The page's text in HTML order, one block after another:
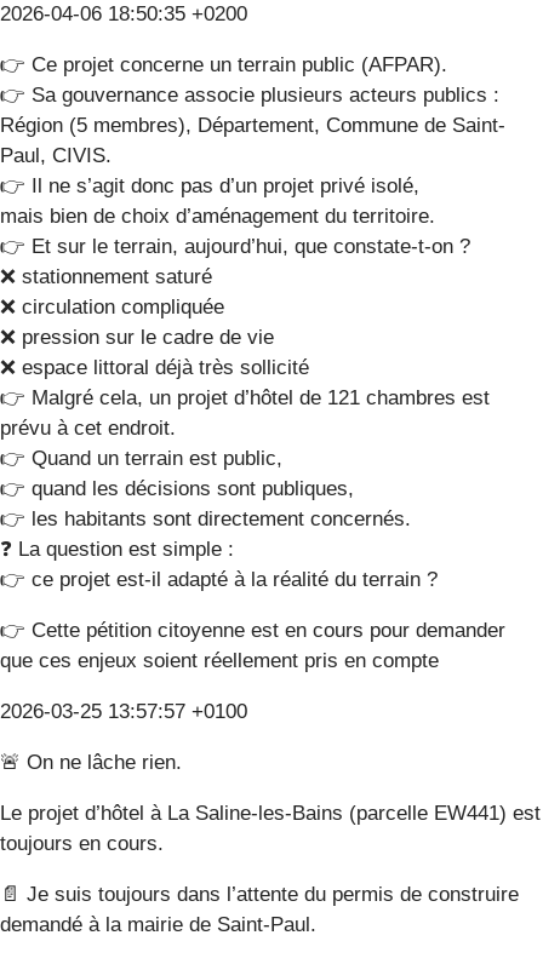
2026-04-06 18:50:35 +0200
👉 Ce projet concerne un terrain public (AFPAR).
👉 Sa gouvernance associe plusieurs acteurs publics :
Région (5 membres), Département, Commune de Saint-
Paul, CIVIS.
👉 Il ne s’agit donc pas d’un projet privé isolé,
mais bien de choix d’aménagement du territoire.
👉 Et sur le terrain, aujourd’hui, que constate-t-on ?
❌ stationnement saturé
❌ circulation compliquée
❌ pression sur le cadre de vie
❌ espace littoral déjà très sollicité
👉 Malgré cela, un projet d’hôtel de 121 chambres est
prévu à cet endroit.
👉 Quand un terrain est public,
👉 quand les décisions sont publiques,
👉 les habitants sont directement concernés.
❓ La question est simple :
👉 ce projet est-il adapté à la réalité du terrain ?
👉 Cette pétition citoyenne est en cours pour demander
que ces enjeux soient réellement pris en compte
2026-03-25 13:57:57 +0100
🚨 On ne lâche rien.
Le projet d’hôtel à La Saline-les-Bains (parcelle EW441) est
toujours en cours.
📄 Je suis toujours dans l’attente du permis de construire
demandé à la mairie de Saint-Paul.